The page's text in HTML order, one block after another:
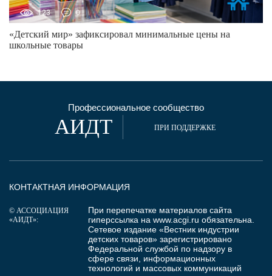
123 0
«Детский мир» зафиксировал минимальные цены на
школьные товары
Профессиональное сообщество
АИДТ ПРИ ПОДДЕРЖКЕ
КОНТАКТНАЯ ИНФОРМАЦИЯ
© АССОЦИАЦИЯ
«АИДТ»:
При перепечатке материалов сайта
гиперссылка на www.acgi.ru обязательна.
Сетевое издание «Вестник индустрии
детских товаров» зарегистрировано
Федеральной службой по надзору в
сфере связи, информационных
технологий и массовых коммуникаций